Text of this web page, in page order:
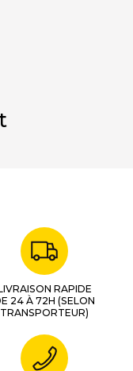
RAPIDE
24 À 72H (SELON
TRANSPORTEUR)